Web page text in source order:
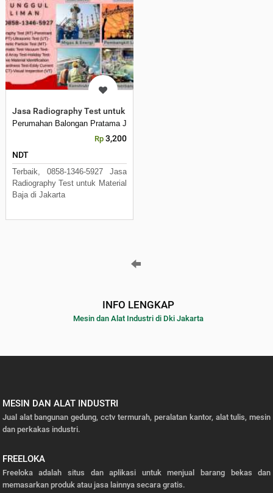
Jasa Radiography Test untuk Material Baja di Jakarta Timur
Perumahan Balongan Pratama Jl, Kembang Jowar
Rp 3,200
NDT
Terbaik, 0858-1346-5927 Jasa
Radiography Test untuk Material
Baja di Jakarta
INFO LENGKAP
Mesin dan Alat Industri di Dki Jakarta
MESIN DAN ALAT INDUSTRI
Jual alat bangunan gedung, cctv termurah, peralatan kantor, alat tulis, mesin
dan perkakas industri.
FREELOKA
Freeloka adalah situs dan aplikasi untuk menjual barang bekas dan
memasarkan produk atau jasa lainnya secara gratis.